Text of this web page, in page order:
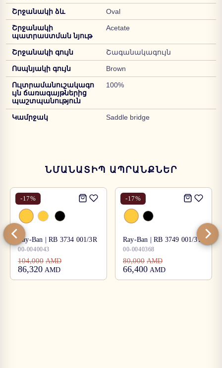
Շրջանակի ձև Oval
Շրջանակի
պատրաստման նյութ
Acetate
Շրջանակի գույն Շագանակագույն
Ոսպնյակի գույն Brown
Ուլտրամանուշակագո
ւյն ճառագայթներից
պաշտպանություն
100%
Կամրջակ Saddle bridge
ՆՄԱՆԱՏԻՊ ԱՊՐԱՆՔՆԵՐ
-17%
Ray-Ban | RB 3734 001/3R
00-0040043
104,000 AMD
86,320 AMD
-17%
Ray-Ban | RB 3749 001/31
00-0040368
80,000 AMD
66,400 AMD